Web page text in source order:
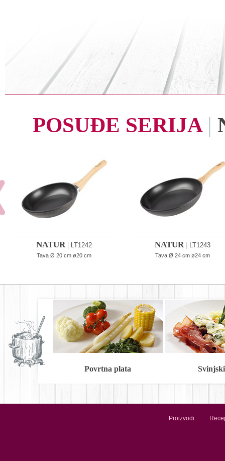
POSUĐE SERIJA |
NATUR| LT1242
Tava Ø 20 cm ø20 cm
NATUR| LT1243
Tava Ø 24 cm ø24 cm
Povrtna plata
Proizvodi